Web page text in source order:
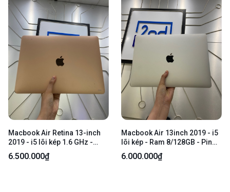
Macbook Air Retina 13-inch
2019 - i5 lõi kép 1.6 GHz -
Ram 8/256GB - Đồ hoạ Intel
UHD Graphics 617 - Pin 100%
6.500.000₫
Macbook Air 13inch 2019 - i5
lõi kép - Ram 8/128GB - Pin
bình thường (đã thay) - Màu
bạc - Ngoại hình: 97% - Trầy
6.000.000₫